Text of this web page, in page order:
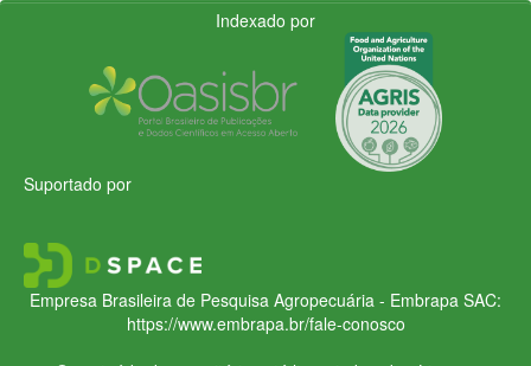
Indexado por
Suportado por
Empresa Brasileira de Pesquisa Agropecuária - Embrapa SAC:
https://www.embrapa.br/fale-conosco